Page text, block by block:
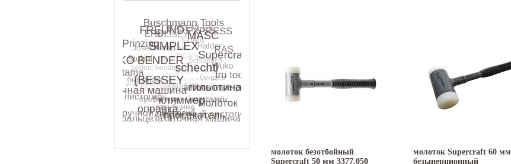
молоток безотбойный
Supercraft 50 мм 3377.050
молоток Supercraft 60 мм
безынерционный